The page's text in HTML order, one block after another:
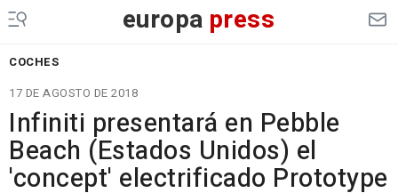
europa press
COCHES
17 DE AGOSTO DE 2018
Infiniti presentará en Pebble
Beach (Estados Unidos) el
'concept' electrificado Prototype